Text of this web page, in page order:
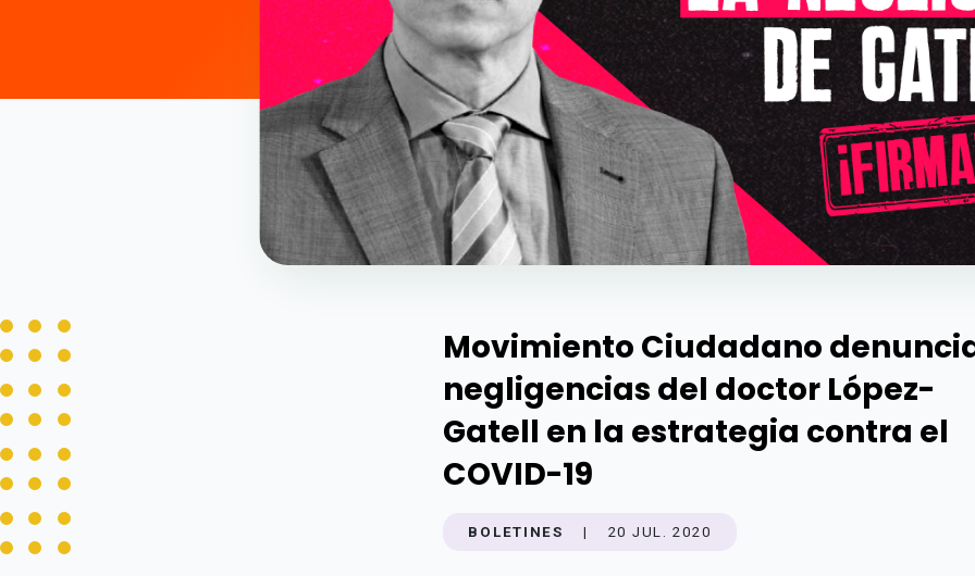
Movimiento Ciudadano
negligencias del doctor López-
Gatell en la estrategia contra el
COVID-19
BOLETINES | 20 JUL. 2020